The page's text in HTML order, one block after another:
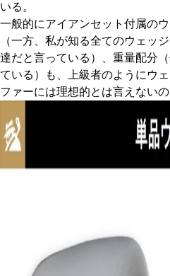
いる。
一般的にアイアンセット付属の
（一方、私が知る全てのウェッ
達だと言っている）、重量配分
ている）も、上級者のようにウ
ファーには理想的とは言えないの